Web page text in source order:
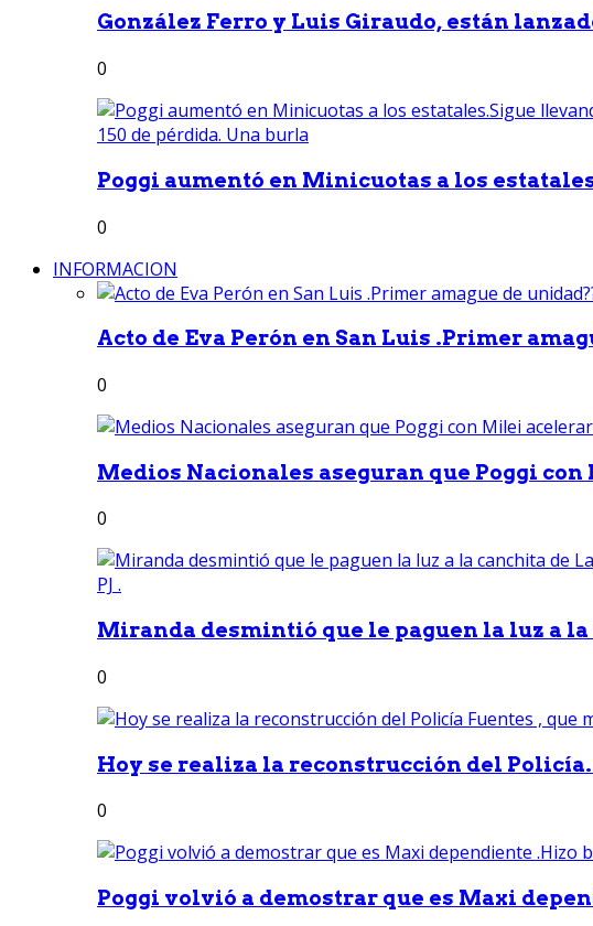
González Ferro y Luis Giraudo, están
0
Poggi aumentó en Minicuotas a los
0
INFORMACION
Acto de Eva Perón en San Luis .Primer
0
Medios Nacionales aseguran que Poggi
0
Miranda desmintió que le paguen la luz a
0
Hoy se realiza la reconstrucción del
0
Poggi volvió a demostrar que es Maxi